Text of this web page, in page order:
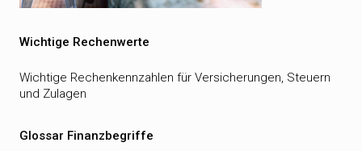
Wichtige Rechenwerte
Wichtige Rechenkennzahlen für Versicherungen, Steuern
und Zulagen
Glossar Finanzbegriffe